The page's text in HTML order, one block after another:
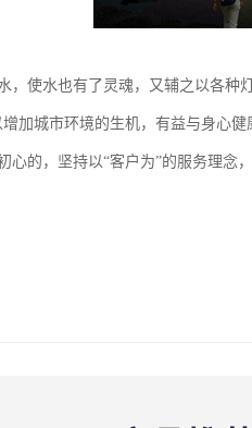
，使水也有了灵魂，又辅之以各种
加城市环境的生机，有益与身心健
心的，坚持以“客户为”的服务理念